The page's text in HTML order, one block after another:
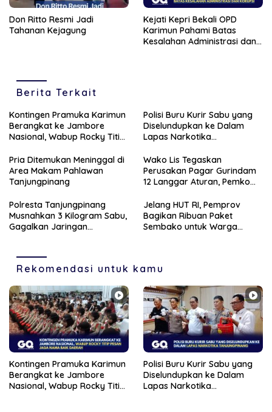
Don Ritto Resmi Jadi
Tahanan Kejagung
Kejati Kepri Bekali OPD
Karimun Pahami Batas
Kesalahan Administrasi dan
Berita Terkait
Kontingen Pramuka Karimun
Berangkat ke Jambore
Nasional, Wabup Rocky Titip
Daerah
Polisi Buru Kurir Sabu yang
Diselundupkan ke Dalam
Lapas Narkotika
Pria Ditemukan Meninggal di
Area Makam Pahlawan
Tanjungpinang
Wako Lis Tegaskan
Perusakan Pagar Gurindam
12 Langgar Aturan, Pemko
Polresta Tanjungpinang
Musnahkan 3 Kilogram Sabu,
Gagalkan Jaringan
Jelang HUT RI, Pemprov
Bagikan Ribuan Paket
Sembako untuk Warga
Rekomendasi untuk kamu
Kontingen Pramuka Karimun
Berangkat ke Jambore
Nasional, Wabup Rocky Titip
Polisi Buru Kurir Sabu yang
Diselundupkan ke Dalam
Lapas Narkotika